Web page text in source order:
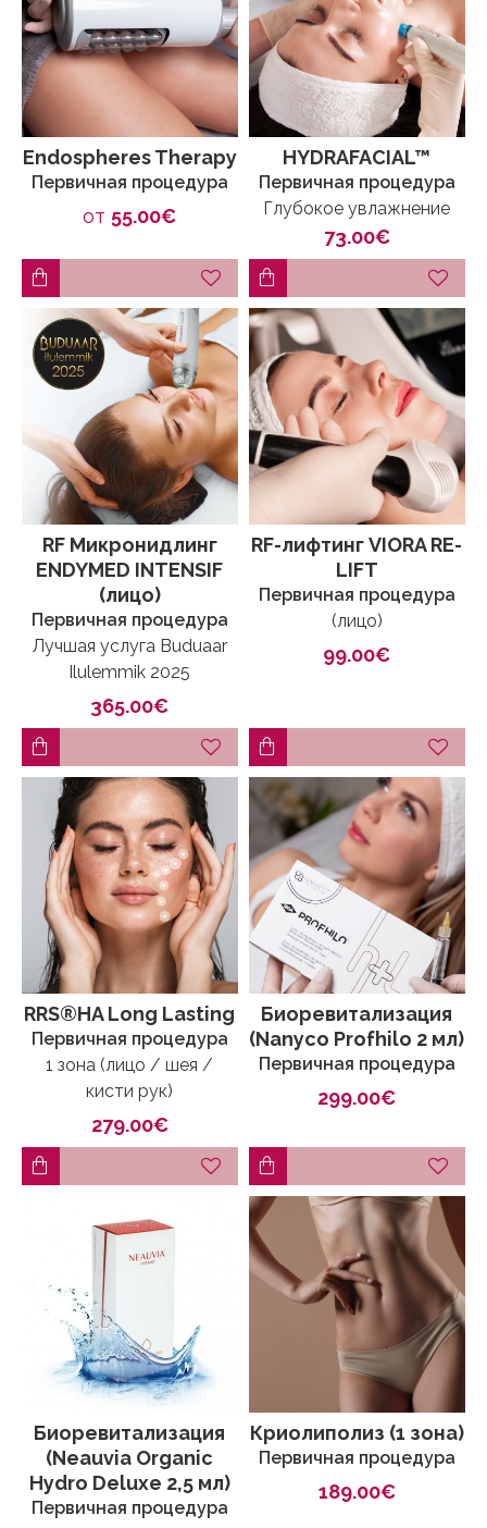
Endospheres Therapy
Первичная процедура
от 55.00€
HYDRAFACIAL™
Первичная процедура
Глубокое увлажнение
73.00€
RF Микронидлинг
ENDYMED INTENSIF
(лицо)
Первичная процедура
Лучшая услуга Buduaar
Ilulemmik 2025
365.00€
RF-лифтинг VIORA RE-
LIFT
Первичная процедура
(лицо)
99.00€
RRS®HA Long Lasting
Первичная процедура
1 зона (лицо / шея /
кисти рук)
279.00€
Биоревитализация
(Nanyco Profhilo 2 мл)
Первичная процедура
299.00€
Биоревитализация
(Neauvia Organic
Hydro Deluxe 2,5 мл)
Первичная процедура
Криолиполиз (1 зона)
Первичная процедура
189.00€